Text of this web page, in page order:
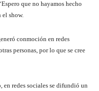
que no hayamos hecho
el show.
conmoción en redes
personas, por lo que se cree
en redes sociales se difundió un